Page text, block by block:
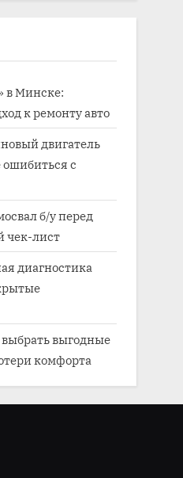
в Минске:
к ремонту авто
двигатель
ошибиться с
б/у перед
чек-лист
диагностика
выгодные
комфорта